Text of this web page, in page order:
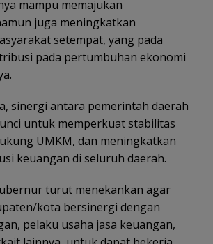
mampu memajukan
juga meningkatkan
setempat, yang pada
pada pertumbuhan ekonomi
sinergi antara pemerintah daerah
untuk memperkuat stabilitas
UMKM, dan meningkatkan
keuangan di seluruh daerah.
turut menekankan agar
kota bersinergi dengan
pelaku usaha jasa keuangan,